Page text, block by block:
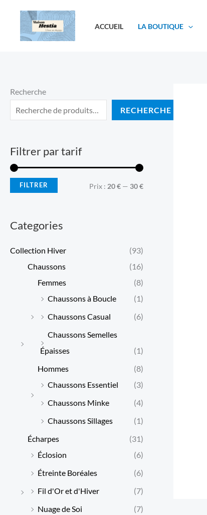
contenu
ACCUEIL LA BOUTIQUE
Recherche
RECHERCHE
Filtrer par tarif
PP
FILTRER Prix : 20 € — 30 €
Categories
Collection Hiver
(93)
Chaussons
(16)
Femmes
(8)
Chaussons à Boucle
(1)
Chaussons Casual
(6)
Chaussons Semelles
Épaisses
(1)
Hommes
(8)
Chaussons Essentiel
(3)
Chaussons Minke
(4)
Chaussons Sillages
(1)
Écharpes
(31)
Éclosion
(6)
Étreinte Boréales
(6)
Fil d'Or et d'Hiver
(7)
Nuage de Soi
(7)